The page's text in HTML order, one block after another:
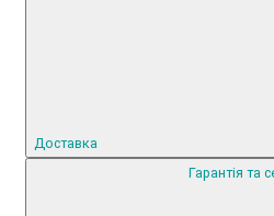
Доставка